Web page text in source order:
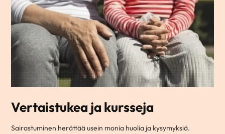
Vertaistukea ja kursseja
Sairastuminen herättää usein monia huolia ja kysymyksiä.